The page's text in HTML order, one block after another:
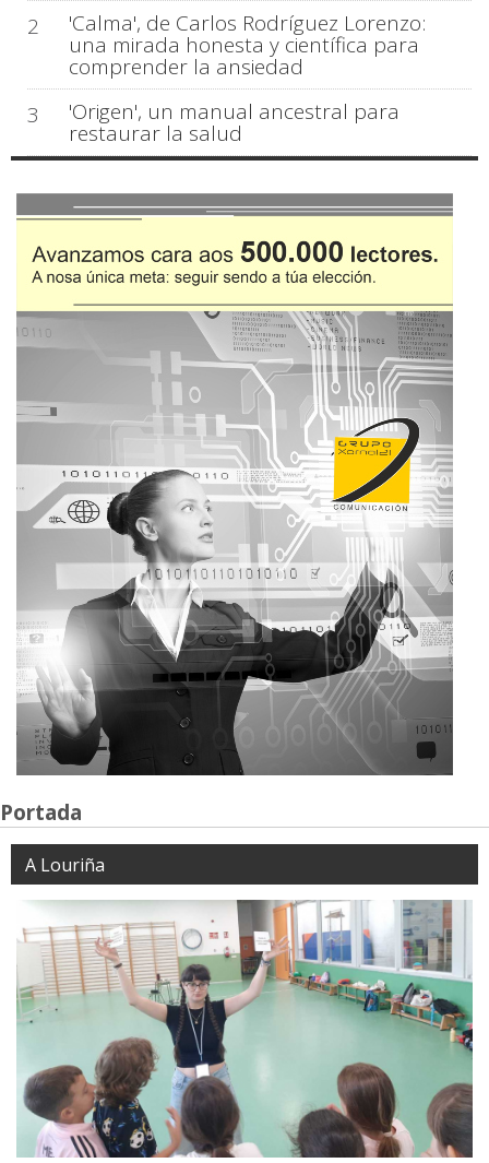
2 'Calma', de Carlos Rodríguez Lorenzo:
una mirada honesta y científica para
comprender la ansiedad
3
'Origen', un manual ancestral para
restaurar la salud
Portada
A Louriña